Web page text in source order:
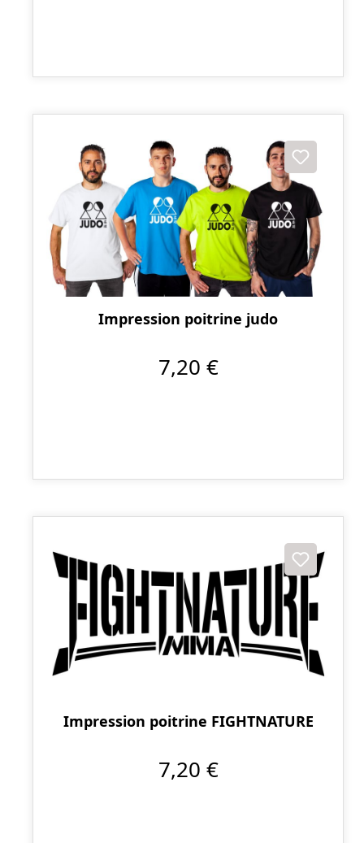
Impression poitrine judo
7,20 €
Impression poitrine FIGHTNATURE
7,20 €